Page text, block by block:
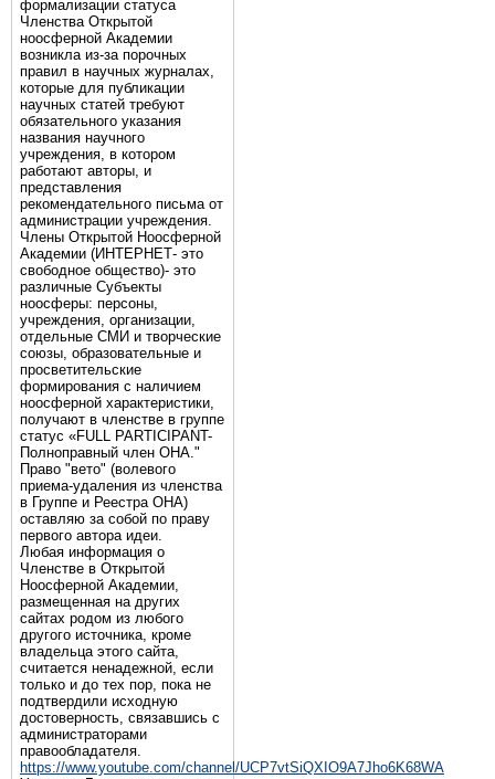
формализации статуса
Членства Открытой
ноосферной Академии
возникла из-за порочных
правил в научных журналах,
которые для публикации
научных статей требуют
обязательного указания
названия научного
учреждения, в котором
работают авторы, и
представления
рекомендательного письма от
администрации учреждения.
Члены Открытой Ноосферной
Академии (ИНТЕРНЕТ- это
свободное общество)- это
различные Субъекты
ноосферы: персоны,
учреждения, организации,
отдельные СМИ и творческие
союзы, образовательные и
просветительские
формирования с наличием
ноосферной характеристики,
получают в членстве в группе
статус «FULL PARTICIPANT-
Полноправный член ОНА."
Право "вето" (волевого
приема-удаления из членства
в Группе и Реестра ОНА)
оставляю за собой по праву
первого автора идеи.
Любая информация о
Членстве в Открытой
Ноосферной Академии,
размещенная на других
сайтах родом из любого
другого источника, кроме
владельца этого сайта,
считается ненадежной, если
только и до тех пор, пока не
подтвердили исходную
достоверность, связавшись с
администраторами
правообладателя.
https://www.youtube.com/channel/UCP7vtSiQXIO9A7Jho6K68WA